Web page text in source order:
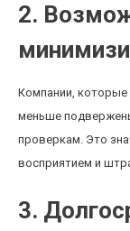
2.
Компании, которые
меньше
проверкам. Это
восприятием и
3.